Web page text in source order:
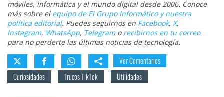
móviles, informática y el mundo digital desde 2006. Conoce
más sobre el equipo de El Grupo Informático y nuestra
política editorial. Puedes seguirnos en Facebook, X,
Instagram, WhatsApp, Telegramo recibirnos en tu correo
para no perderte las últimas noticias de tecnología.
Ver Comentarios
Curiosidades
Trucos TikTok Utilidades